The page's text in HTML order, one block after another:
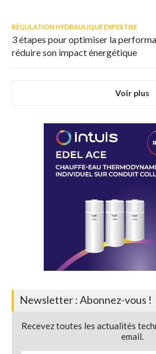
RÉGULATION HYDRAULIQUE EXPERTISE
3 étapes pour optimiser la
réduire son impact énergétique
Voir plus
Newsletter : Abonnez-vous !
Recevez toutes les actualités
email.